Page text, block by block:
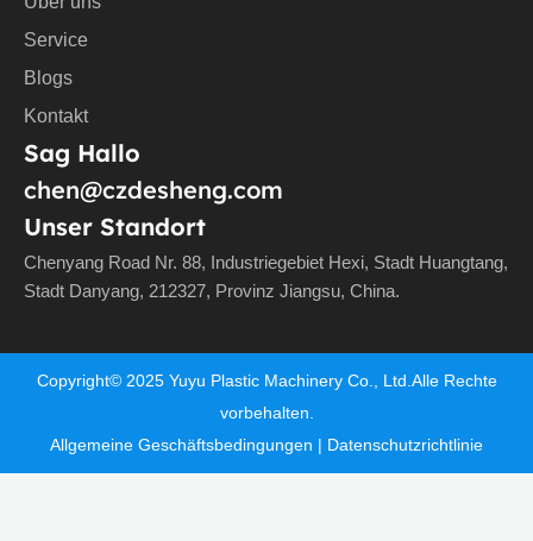
Service
Blogs
Kontakt
Sag Hallo
chen@czdesheng.com
Unser Standort
Chenyang Road Nr. 88, Industriegebiet Hexi, Stadt Huangtang,
Stadt Danyang, 212327, Provinz Jiangsu, China.
Copyright© 2025Yuyu Plastic Machinery Co., Ltd.Alle Rechte
vorbehalten.
Allgemeine Geschäftsbedingungen | Datenschutzrichtlinie